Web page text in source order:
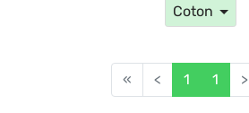
Coton
« < 1 1 >